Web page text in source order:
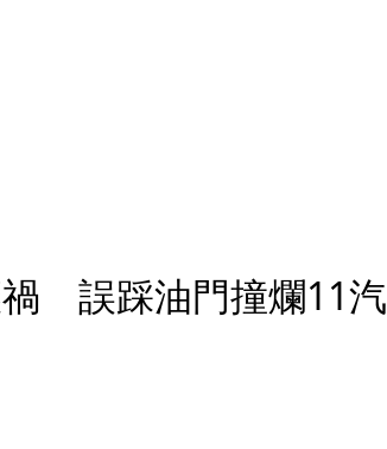
誤踩油門撞爛11汽